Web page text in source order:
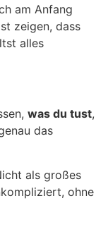
am Anfang
zeigen, dass
alles
was du tust,
das
als großes
ohne